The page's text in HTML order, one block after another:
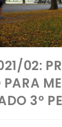
02:
PARA
3º